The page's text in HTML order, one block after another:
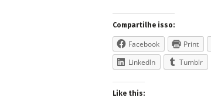
Compartilhe isso:
Facebook Print
LinkedIn
Tumblr
Like this: